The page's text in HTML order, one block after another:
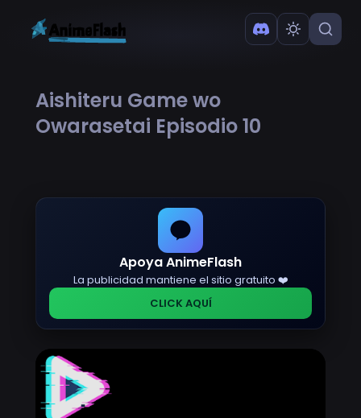
Aishiteru Game wo
Owarasetai Episodio 10
Apoya AnimeFlash
La publicidad mantiene el sitio gratuito ❤️
CLICK AQUÍ